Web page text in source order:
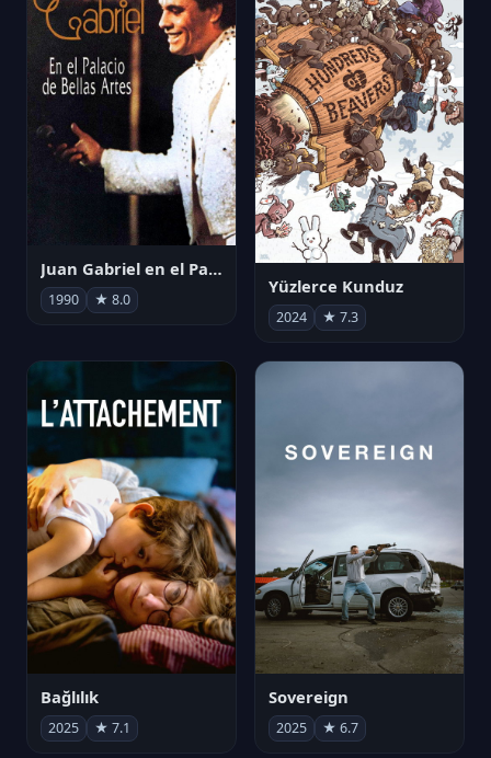
Juan Gabriel en el Palacio de Bellas Artes
1990 ★ 8.0
Yüzlerce Kunduz
2024 ★ 7.3
Bağlılık
2025 ★ 7.1
Sovereign
2025 ★ 6.7